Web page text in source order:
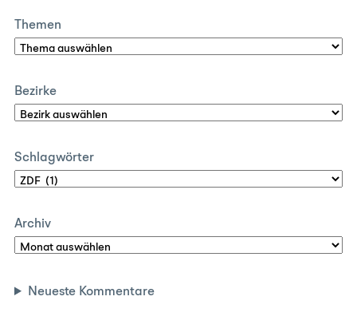
Themen
Bezirke
Schlagwörter
Archiv
Neueste Kommentare